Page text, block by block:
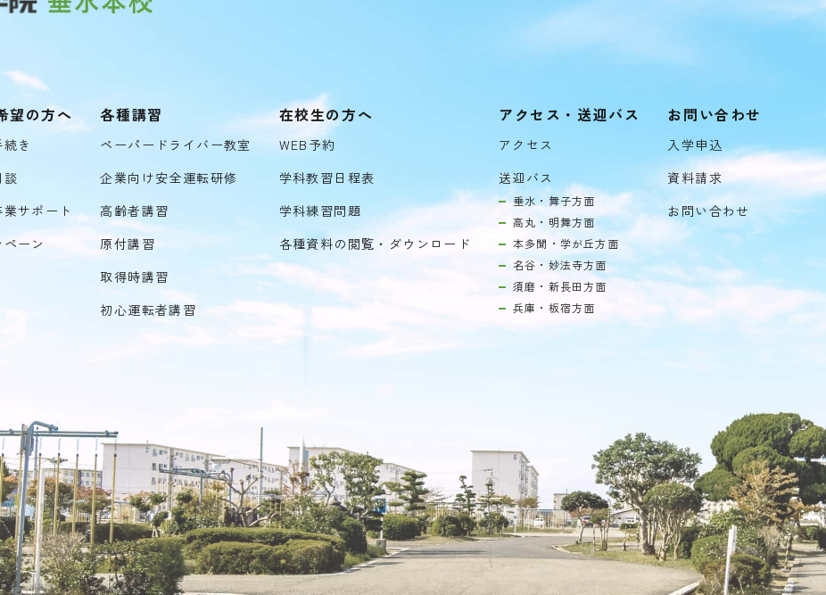
望の方へ
き
談
サポート
ーン
各種講習
ペーパードライバー教室
企業向け安全運転研修
高齢者講習
原付講習
取得時講習
初心運転者講習
在校生の方へ
WEB予約
学科教習日程表
学科練習問題
各種資料の閲覧・ダウンロード
アクセス・送迎バス
アクセス
送迎バス
垂水・舞子方面
高丸・明舞方面
本多聞・学が丘方面
名谷・妙法寺方面
須磨・新長田方面
兵庫・板宿方面
お問い合わせ
入学申込
資料請求
お問い合わせ